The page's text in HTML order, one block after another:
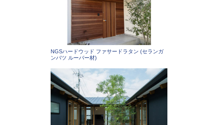
NGSハードウッド ファサードラタン (セランガ
ンバツ ルーバー材)